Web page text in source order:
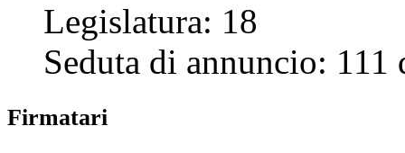
Legislatura: 18
Seduta di annuncio: 111
Firmatari